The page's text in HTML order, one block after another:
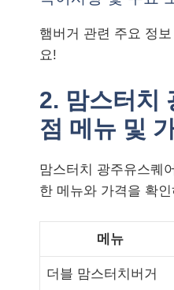
햄버거 관련 주요 정
요!
2. 맘스터치
점 메뉴 및
맘스터치 광주유스퀘
한 메뉴와 가격을 확
메뉴
더블 맘스터치버거